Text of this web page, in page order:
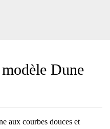
Dune
aux courbes douces et